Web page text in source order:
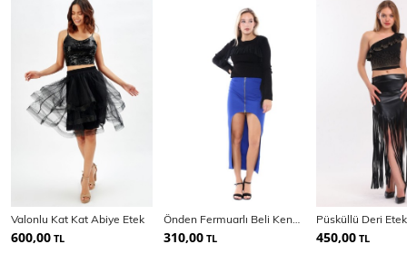
Valonlu Kat Kat Abiye Etek
600,00 TL 310,00 TL 450,00 TL